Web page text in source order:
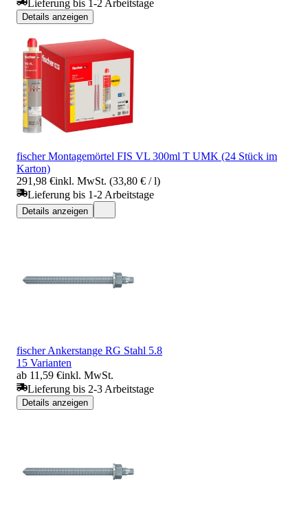
Lieferung bis 1-2 Arbeitstage
Details anzeigen
fischer Montagemörtel FIS VL 300ml T UMK (24 Stück im
Karton)
291,98 €inkl. MwSt. (33,80 € / l)
Lieferung bis 1-2 Arbeitstage
Details anzeigen
fischer Ankerstange RG Stahl 5.8
15 Varianten
ab 11,59 €inkl. MwSt.
Lieferung bis 2-3 Arbeitstage
Details anzeigen